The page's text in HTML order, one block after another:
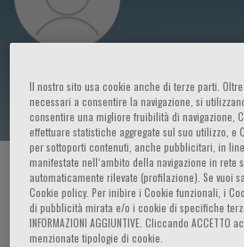
Leonardo Calò
HOME PAGE / CORSI ED EVENTI /
Il nostro sito usa cookie anche di terze parti.
necessari a consentire la navigazione, si
consentire una migliore fruibilità di navigazione,
effettuare statistiche aggregate sul suo utilizzo, e
per sottoporti contenuti, anche pubblicitari, in
manifestate nell‘ambito della navigazione in rete
automaticamente rilevate (profilazione). Se vuoi
Cookie policy. Per inibire i Cookie funzionali, i
di pubblicità mirata e/o i cookie di specifiche
INFORMAZIONI AGGIUNTIVE. Cliccando
menzionate tipologie di cookie.